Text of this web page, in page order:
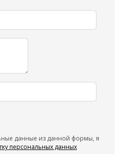
данные из данной формы, я
персональных данных